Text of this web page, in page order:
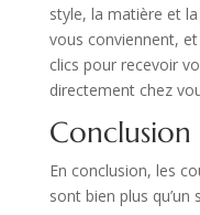
style, la matière et
vous conviennent,
clics pour recevoir
directement chez
Conclusion
En conclusion, les
sont bien plus qu’un